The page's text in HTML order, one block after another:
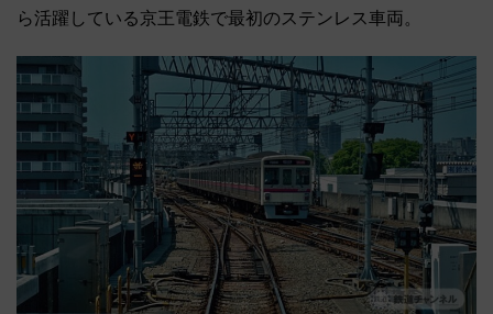
ら活躍している京王電鉄で最初のステンレス車両。